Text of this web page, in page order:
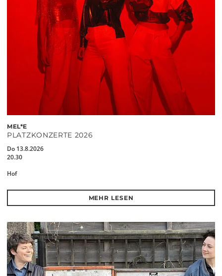
MEL*E
PLATZKONZERTE 2026
Do 13.8.2026
20.30
Hof
MEHR LESEN